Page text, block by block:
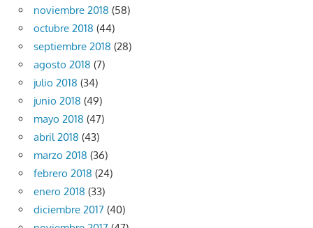
noviembre 2018 (58)
octubre 2018 (44)
septiembre 2018 (28)
agosto 2018 (7)
julio 2018 (34)
junio 2018 (49)
mayo 2018 (47)
abril 2018 (43)
marzo 2018 (36)
febrero 2018 (24)
enero 2018 (33)
diciembre 2017 (40)